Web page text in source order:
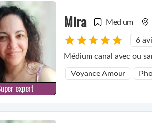
expert
Mira Medium
6
Médium canal avec ou
Voyance Amour